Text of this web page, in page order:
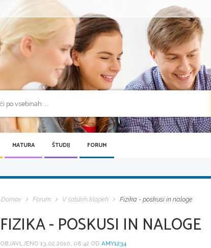
MATURA ŠTUDIJ FORUM
Domov Forum V šolskih klopeh Fizika - poskusi in naloge
FIZIKA - POSKUSI IN NALOGE
OBJAVLJENO 13.02.2010, 08:42 OD AMY1234